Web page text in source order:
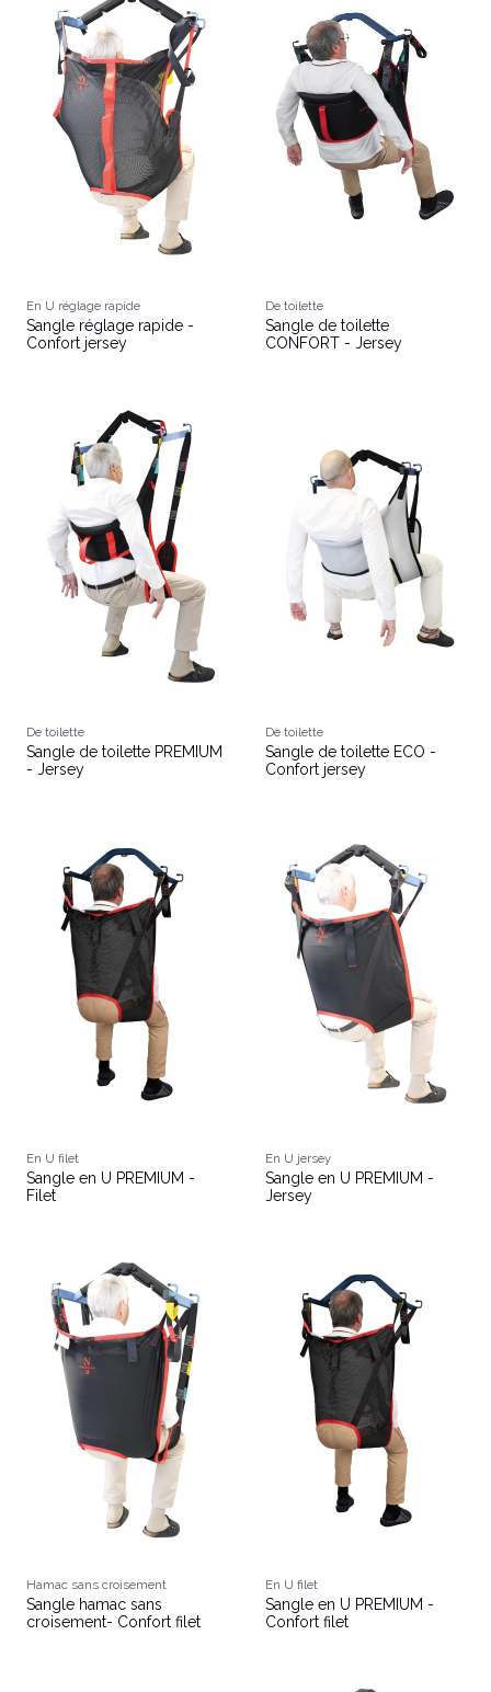
En U réglage rapide
Sangle réglage rapide -
Confort jersey
De toilette
Sangle de toilette
CONFORT - Jersey
De toilette
Sangle de toilette PREMIUM
- Jersey
De toilette
Sangle de toilette ECO -
Confort jersey
En U filet
Sangle en U PREMIUM -
Filet
En U jersey
Sangle en U PREMIUM -
Jersey
Hamac sans croisement
Sangle hamac sans
croisement- Confort filet
En U filet
Sangle en U PREMIUM -
Confort filet